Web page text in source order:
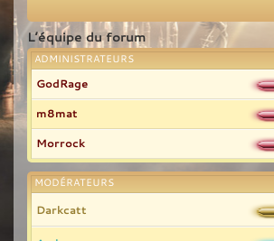
L’équipe du forum
ADMINISTRATEURS
GodRage
m8mat
Morrock
MODÉRATEURS
Darkcatt